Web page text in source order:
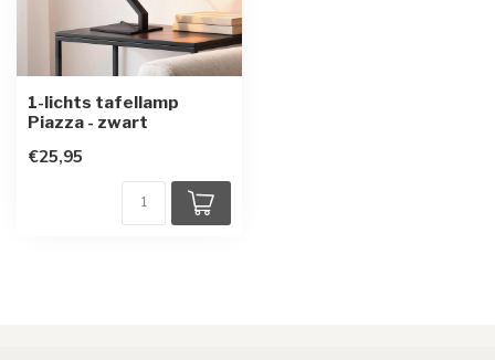
1-lichts tafellamp
Piazza - zwart
€25,95